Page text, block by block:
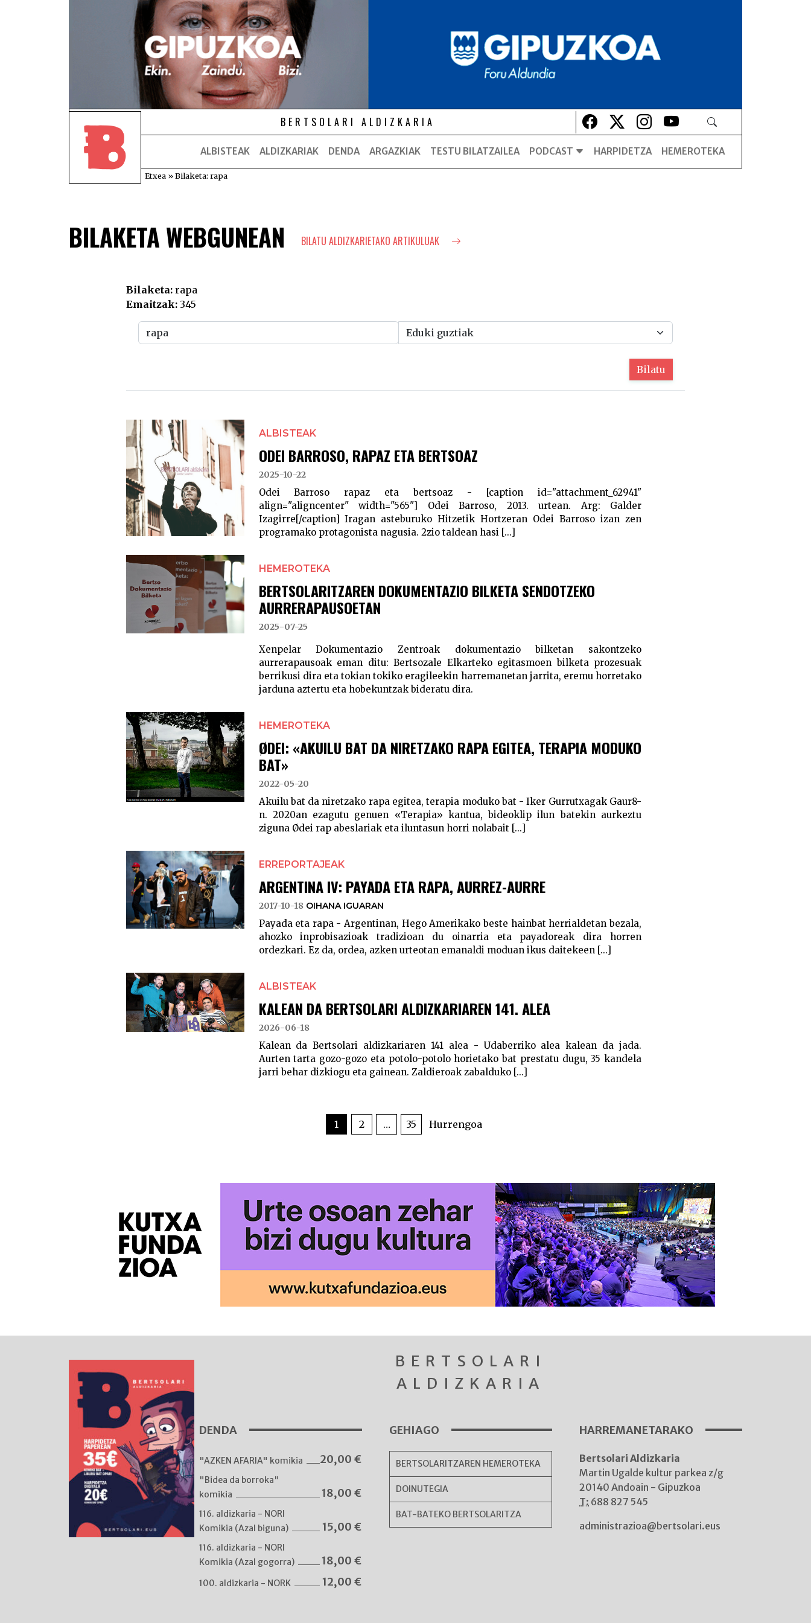
BERTSOLARI ALDIZKARIA Lehio berrian irekiko da
Lehio berrian irekiko da
Lehio berrian irekiko da
Lehio berrian irekiko da
ALBISTEAK ALDIZKARIAK DENDA ARGAZKIAK TESTU BILATZAILEA PODCAST HARPIDETZA HEMEROTEKA
Etxea »Bilaketa: rapa
BILAKETA WEBGUNEAN BILATU ALDIZKARIETAKO ARTIKULUAK
Bilaketa: rapa
Emaitzak: 345
Bilatu
ALBISTEAK
ODEI BARROSO, RAPAZ ETA BERTSOAZ
2025-10-22
Odei Barroso rapaz eta bertsoaz - [caption id="attachment_62941"
align="aligncenter" width="565"] Odei Barroso, 2013. urtean. Arg: Galder
Izagirre[/caption] Iragan asteburuko Hitzetik Hortzeran Odei Barroso izan zen
programako protagonista nagusia. 2zio taldean hasi [...]
HEMEROTEKA
BERTSOLARITZAREN DOKUMENTAZIO BILKETA SENDOTZEKO
AURRERAPAUSOETAN
2025-07-25
Xenpelar Dokumentazio Zentroak dokumentazio bilketan sakontzeko
aurrerapausoak eman ditu: Bertsozale Elkarteko egitasmoen bilketa prozesuak
berrikusi dira eta tokian tokiko eragileekin harremanetan jarrita, eremu horretako
jarduna aztertu eta hobekuntzak bideratu dira.
HEMEROTEKA
ØDEI: «AKUILU BAT DA NIRETZAKO RAPA EGITEA, TERAPIA MODUKO
BAT»
2022-05-20
Akuilu bat da niretzako rapa egitea, terapia moduko bat - Iker Gurrutxagak Gaur8-
n. 2020an ezagutu genuen «Terapia» kantua, bideoklip ilun batekin aurkeztu
ziguna Ødei rap abeslariak eta iluntasun horri nolabait [...]
ERREPORTAJEAK
ARGENTINA IV: PAYADA ETA RAPA, AURREZ-AURRE
2017-10-18 OIHANA IGUARAN
Payada eta rapa - Argentinan, Hego Amerikako beste hainbat herrialdetan bezala,
ahozko inprobisazioak tradizioan du oinarria eta payadoreak dira horren
ordezkari. Ez da, ordea, azken urteotan emanaldi moduan ikus daitekeen [...]
ALBISTEAK
KALEAN DA BERTSOLARI ALDIZKARIAREN 141. ALEA
2026-06-18
Kalean da Bertsolari aldizkariaren 141 alea - Udaberriko alea kalean da jada.
Aurten tarta gozo-gozo eta potolo-potolo horietako bat prestatu dugu, 35 kandela
jarri behar dizkiogu eta gainean. Zaldieroak zabalduko [...]
1 2 … 35 Hurrengoa
BERTSOLARI
ALDIZKARIA
DENDA
"AZKEN AFARIA" komikia 20,00 €
"Bidea da borroka"
komikia
18,00 €
116. aldizkaria - NORI
Komikia (Azal biguna)
15,00 €
116. aldizkaria - NORI
Komikia (Azal gogorra)
18,00 €
100. aldizkaria - NORK 12,00 €
GEHIAGO
BERTSOLARITZAREN HEMEROTEKA
DOINUTEGIA
BAT-BATEKO BERTSOLARITZA
HARREMANETARAKO
Bertsolari Aldizkaria
Martin Ugalde kultur parkea z/g
20140 Andoain - Gipuzkoa
T: 688 827 545
administrazioa@bertsolari.eus